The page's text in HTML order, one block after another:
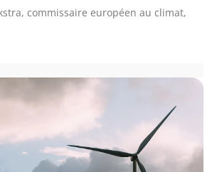
commissaire européen au climat,